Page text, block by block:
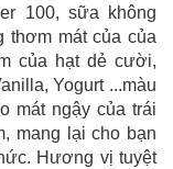
100, sữa không
thơm mát của của
của hạt dẻ cười,
Yogurt ...màu
mát ngậy của trái
mang lại cho bạn
Hương vị tuyệt